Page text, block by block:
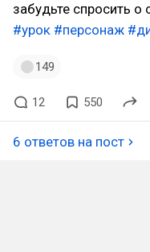
забудьте спросить о
#урок #персонаж
149
12 550
6 ответов на пост